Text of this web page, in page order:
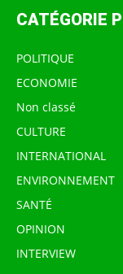
CATÉGORIE
POLITIQUE
ECONOMIE
Non classé
CULTURE
INTERNATIONAL
ENVIRONNEMENT
SANTÉ
OPINION
INTERVIEW